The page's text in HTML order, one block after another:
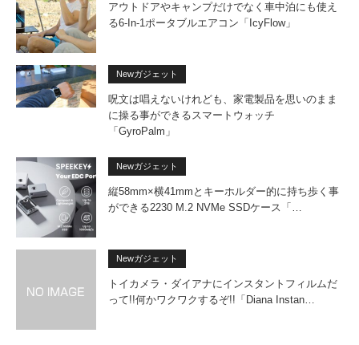
アウトドアやキャンプだけでなく車中泊にも使え
る6-In-1ポータブルエアコン「IcyFlow」
Newガジェット
呪文は唱えないけれども、家電製品を思いのまま
に操る事ができるスマートウォッチ
「GyroPalm」
Newガジェット
縦58mm×横41mmとキーホルダー的に持ち歩く事
ができる2230 M.2 NVMe SSDケース「…
Newガジェット
トイカメラ・ダイアナにインスタントフィルムだ
って!!何かワクワクするぞ!!「Diana Instan…